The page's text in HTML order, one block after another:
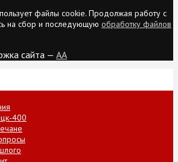
файлы cookie. Продолжая работу с
на сбор и последующую обработку файлов
сайта — AA
400